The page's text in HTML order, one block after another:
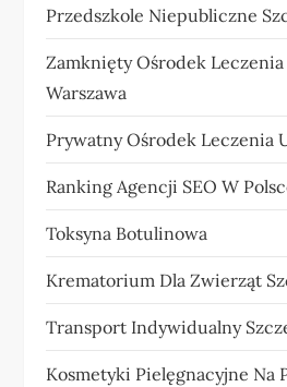
Przedszkole Niepubliczne
Zamknięty Ośrodek
Warszawa
Prywatny Ośrodek Leczenia
Ranking Agencji SEO W
Toksyna Botulinowa
Krematorium Dla Zwierząt
Transport Indywidualny
Kosmetyki Pielęgnacyjne Na